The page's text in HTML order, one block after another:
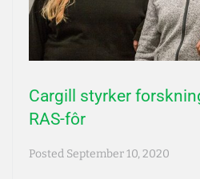
Cargill styrker
RAS-fôr
Posted September 10, 2020